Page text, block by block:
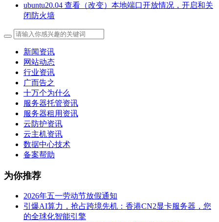
ubuntu20.04 查看（改变）本地端口开放情况，开启和关
闭防火墙
新闻资讯
网站动态
行业资讯
广而告之
十万个为什么
服务器托管资讯
服务器租用资讯
云防护资讯
云主机资讯
数据中心技术
备案帮助
为你推荐
2026年五一劳动节放假通知
引爆AI算力，抢占跨境先机：香港CN2显卡服务器，您
的全球化智能引擎